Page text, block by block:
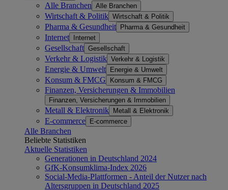
Alle Branchen Alle Branchen
Wirtschaft & Politik Wirtschaft & Politik
Pharma & Gesundheit Pharma & Gesundheit
Internet Internet
Gesellschaft Gesellschaft
Verkehr & Logistik Verkehr & Logistik
Energie & Umwelt Energie & Umwelt
Konsum & FMCG Konsum & FMCG
Finanzen, Versicherungen & Immobilien
Finanzen, Versicherungen & Immobilien
Metall & Elektronik Metall & Elektronik
E-commerce E-commerce
Alle Branchen
Beliebte Statistiken
Aktuelle Statistiken
Generationen in Deutschland 2024
GfK-Konsumklima-Index 2026
Social-Media-Plattformen - Anteil der Nutzer nach
Altersgruppen in Deutschland 2025